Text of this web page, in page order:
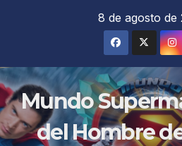
8 de agosto de
Mundo
del Hombre